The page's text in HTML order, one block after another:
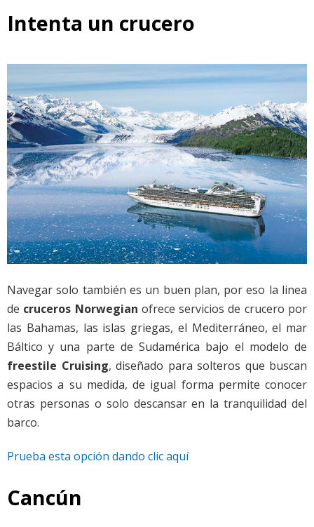
Intenta un crucero
Navegar solo también es un buen plan, por eso la linea
de cruceros Norwegian ofrece servicios de crucero por
las Bahamas, las islas griegas, el Mediterráneo, el mar
Báltico y una parte de Sudamérica bajo el modelo de
freestile Cruising, diseñado para solteros que buscan
espacios a su medida, de igual forma permite conocer
otras personas o solo descansar en la tranquilidad del
barco.
Prueba esta opción dando clic aquí
Cancún